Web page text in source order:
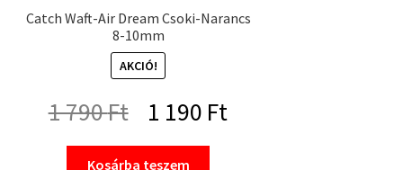
Catch Waft-Air Dream Csoki-Narancs
8-10mm
AKCIÓ!
1 790Ft
Original
price
1 190 Ft
Kosárba teszem